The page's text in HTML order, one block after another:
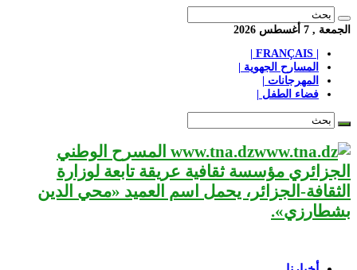
الجمعة , 7 أغسطس 2026
المسارح الجهوية |
المهرجانات |
فضاء الطفل |
www.tna.dz المسرح الوطني
الجزائري مؤسسة ثقافية عريقة تابعة لوزارة
الثقافة-الجزائر، يحمل اسم العميد «محي الدين
بشطارزي».